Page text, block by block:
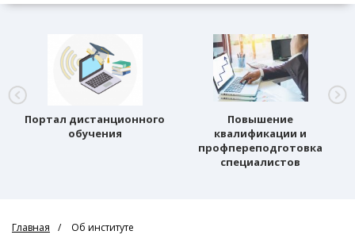
Портал дистанционного
обучения
Повышение
квалификации и
профпереподготовка
специалистов
Главная Об институте